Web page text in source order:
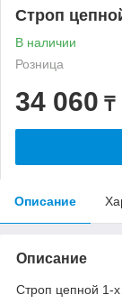
Строп
В наличии
Розница
34 060 ₸
Описание
Описание
Строп цепной 1-х